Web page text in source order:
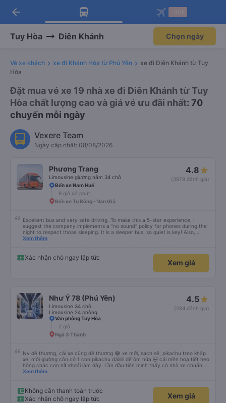
Tải app Vexere ngay!
Nhận ưu đãi thành viên độc
Mở app
Tải app Vexere
-30k/ghế khi đặt vé máy bay qua
Mở app
arrow_back
Tuy Hòa Diên Khánh Chọn ngày
Vé xe khách xe đi Khánh Hòa từ Phú Yên
xe đi Diên Khánh từ Tuy
Hòa
Đặt mua vé xe 19 nhà xe đi Diên Khánh từ Tuy
Hòa chất lượng cao và giá vé ưu đãi nhất: 70
chuyến mỗi ngày
Vexere Team
Ngày cập nhật: 08/08/2026
Phương Trang
Limousine giường nằm 34 chỗ
4.8
(3978 đánh giá)
Bến xe Nam Huế
9 giờ 42 phút
Bến xe Tu Bông - Vạn Giã
Excellent bus and very safe driving. To make this a 5-star experience, I
suggest the company implements a "no sound" policy for phones during the
night to respect those sleeping. It is a sleeper bus, so quiet is key! Also,
please display the Wi-Fi password clearly inside the cabin for convenience. I
quy định rõ ràng về việc giữ im lặng (tắt âm thanh điện thoại) vào ban đêm
để tránh làm phiền hành khách khác ngủ. Ngoài ra, nhà xe nên dán sẵn mật
khẩu Wi-Fi trong xe để hành khách dễ dàng sử dụng. Tôi vẫn sẽ tiếp tục ủng
Xem thêm
Xác nhận chỗ ngay lập tức
Xem giá
Như Ý 78 (Phú Yên)
Limousine 34 chỗ
Limousine 24 phòng
4.5
(284 đánh giá)
Văn phòng Tuy Hòa
2 giờ
Ngã 3 Thành
Nv dễ thương, cái xe cũng dễ thương 😂 xe mới, sạch sẽ, pikachu treo khắp
xe, mỗi giường còn có 1 con pikachu dàiiiiii để ôm nữa 🤣 cái mền hoạ tiết heo
hồng chắc con nít khoái lắm đây. Lần đầu tiên mình thấy có nhà xe chuẩn bị
cả bàn chải đánh răng. Có 2 ông bà cụ lên xe còn được nv dẫn tới tận nơi để
Xem thêm
Không cần thanh toán trước
Xác nhận chỗ ngay lập tức
Xem giá